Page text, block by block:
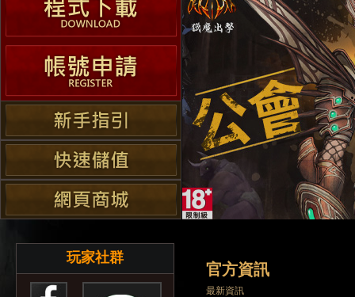
玩家社群
官方資訊
最新資訊